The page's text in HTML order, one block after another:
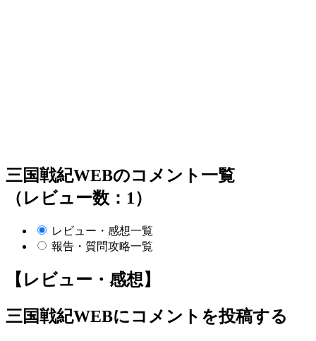
三国戦紀WEBのコメント一覧
（レビュー数：1）
レビュー・感想一覧
報告・質問攻略一覧
【レビュー・感想】
三国戦紀WEBにコメントを投稿する